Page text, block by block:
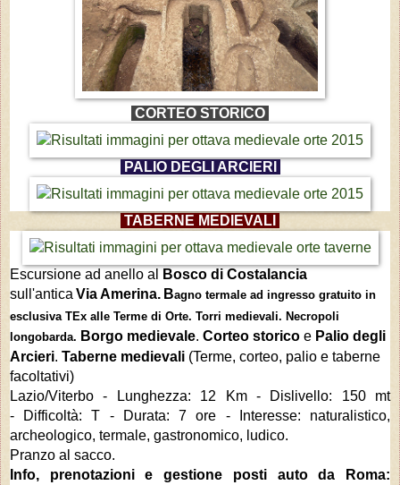
CORTEO STORICO
PALIO DEGLI ARCIERI
TABERNE MEDIEVALI
Escursione ad anello al
Bosco di Costalancia
sull'antica Via Amerina. Bagno termale ad ingresso gratuito in
esclusiva TEx alle Terme di Orte. Torri medievali. Necropoli
longobarda. Borgo medievale. Corteo storico e Palio degli
Arcieri. Taberne medievali (Terme, corteo, palio e taberne
facoltativi)
Lazio/Viterbo - Lunghezza: 12 Km -
Dislivello: 150 mt
-
Difficoltà: T - Durata: 7 ore - Interesse: naturalistico,
archeologico, termale, gastronomico, ludico.
Pranzo al sacco.
Info, prenotazioni e gestione posti auto da Roma: